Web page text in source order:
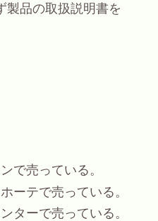
製品の取扱説明書を
で売っている。
ーテで売っている。
ターで売っている。